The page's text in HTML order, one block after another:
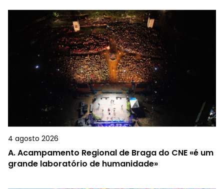
4 agosto 2026
A.Acampamento Regional de Braga do CNE «é um
grande laboratório de humanidade»